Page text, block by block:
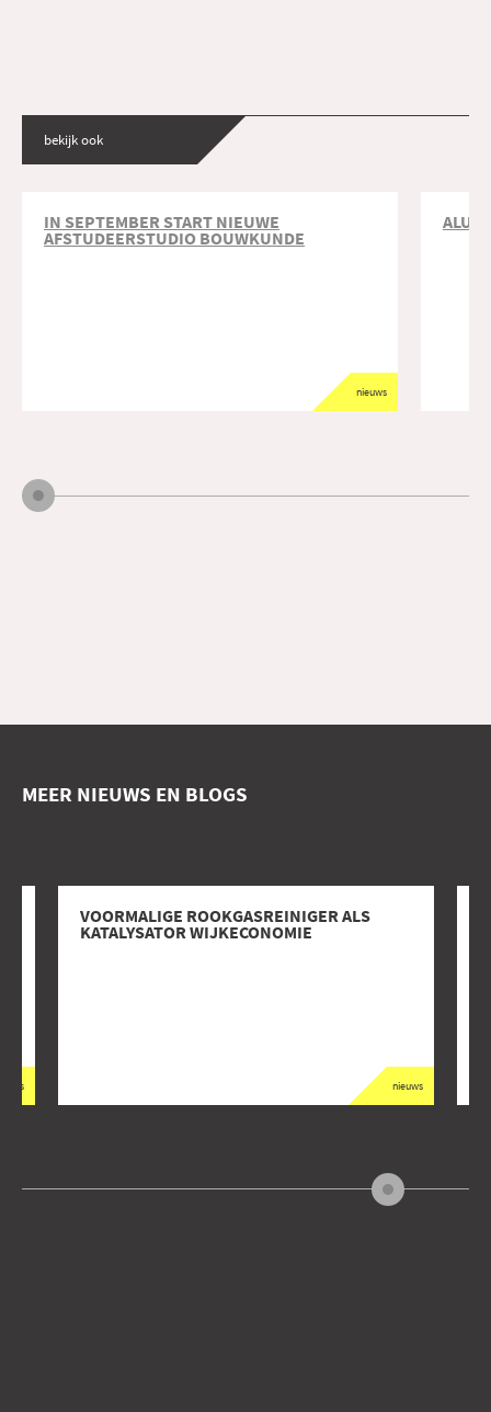
bekijk ook
nieuws
IN SEPTEMBER START NIEUWE
AFSTUDEERSTUDIO BOUWKUNDE
MEER NIEUWS EN BLOGS
nieuws
VOORMALIGE ROOKGASREINIGER ALS
KATALYSATOR WIJKECONOMIE